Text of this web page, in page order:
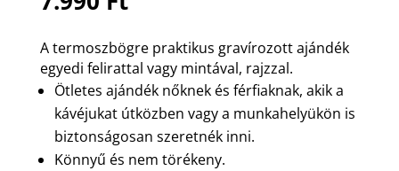
A termoszbögre praktikus gravírozott ajándék
egyedi felirattal vagy mintával, rajzzal.
Ötletes ajándék nőknek és férfiaknak, akik a
kávéjukat útközben vagy a munkahelyükön is
biztonságosan szeretnék inni.
Könnyű és nem törékeny.